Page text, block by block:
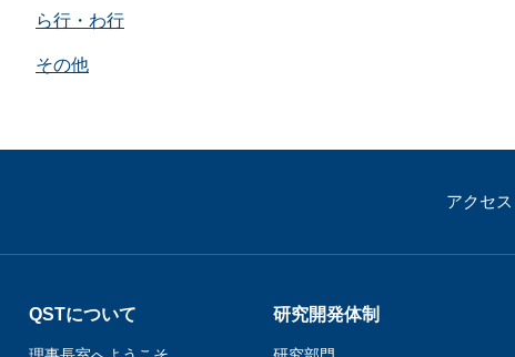
ら行・わ行
その他
アクセス
QSTについて 研究開発体制